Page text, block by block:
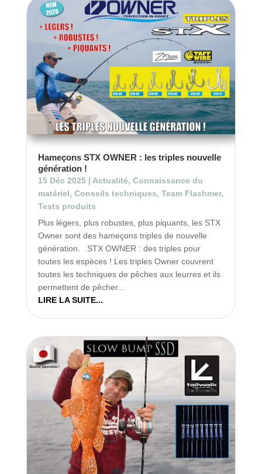
Hameçons STX OWNER : les triples nouvelle
génération !
15 Déc 2025| Actualité, Connaissance du
matériel, Conseils techniques, Team Flashmer,
Tests produits
Plus légers, plus robustes, plus piquants, les STX
Owner sont des hameçons triples de nouvelle
génération. STX OWNER : des triples pour
toutes les espèces ! Les triples Owner couvrent
toutes les techniques de pêches aux leurres et ils
permettent de pêcher...
LIRE LA SUITE...